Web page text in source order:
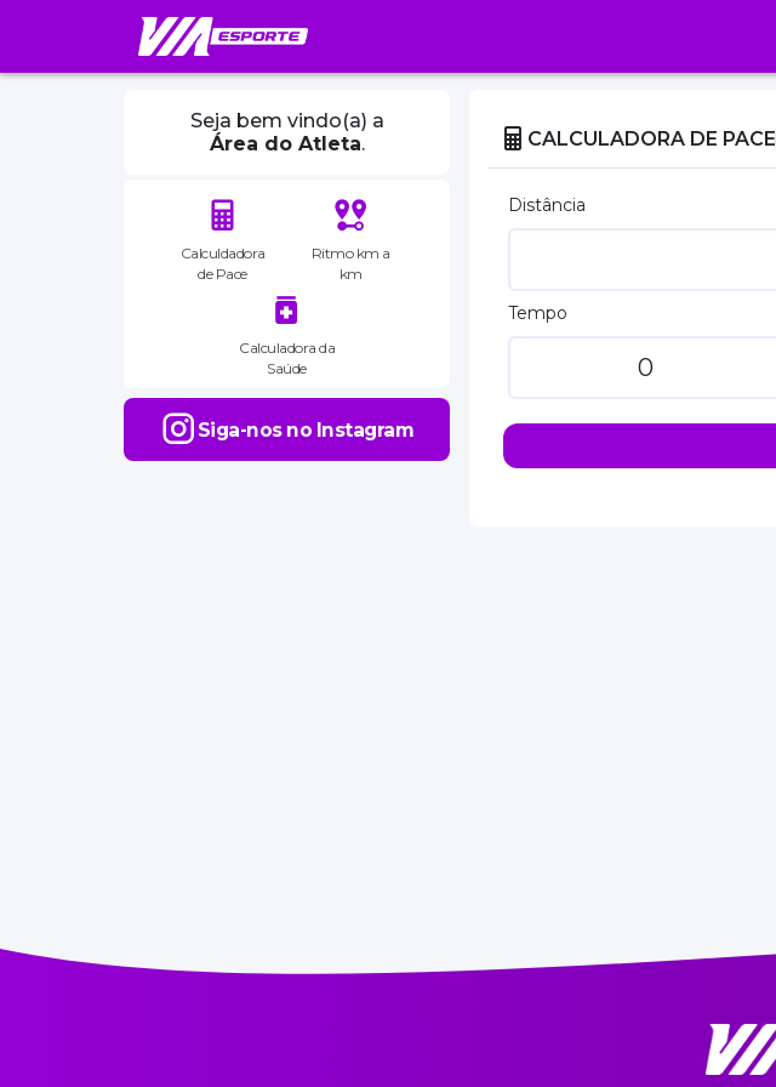
Seja bem vindo(a) a
Área do Atleta.
Calculdadora
de Pace
Ritmo km a
km
Calculadora da
Saúde
Siga-nos no Instagram
CALCULADORA DE PACE
Distância
Tempo